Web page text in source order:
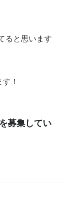
ると思います
！
募集してい